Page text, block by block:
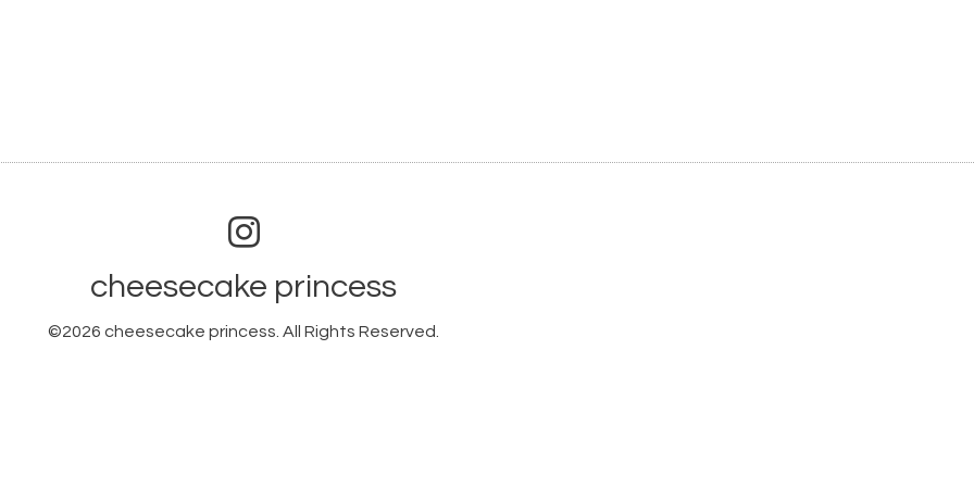
cheesecake princess
©2026 cheesecake princess . All Rights Reserved.